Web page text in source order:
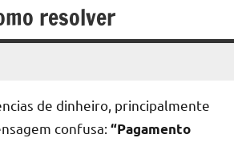
resolver
de dinheiro, principalmente
confusa: “Pagamento